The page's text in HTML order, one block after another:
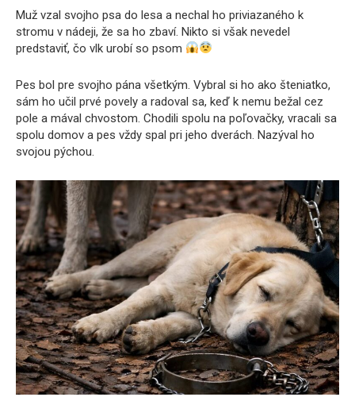
Muž vzal svojho psa do lesa a nechal ho priviazaného k
stromu v nádeji, že sa ho zbaví. Nikto si však nevedel
predstaviť, čo vlk urobí so psom
Pes bol pre svojho pána všetkým. Vybral si ho ako šteniatko,
sám ho učil prvé povely a radoval sa, keď k nemu bežal cez
pole a mával chvostom. Chodili spolu na poľovačky, vracali sa
spolu domov a pes vždy spal pri jeho dverách. Nazýval ho
svojou pýchou.